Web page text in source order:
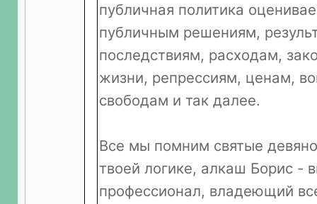
публичная политика
публичным решениям,
последствиям, расходам,
жизни, репрессиям, ценам,
свободам и так далее.
Все мы помним святые
твоей логике, алкаш Борис -
профессионал, владеющий